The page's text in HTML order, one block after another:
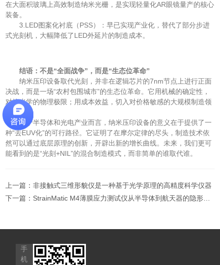
在大面积玻璃上高效制造纳米光栅，是实现轻量化AR眼镜量产的核心
装备。
3.LED图案化衬底（PSS）：早已实现产业化，替代了部分步进
式光刻机，大幅降低了LED外延片的制造成本。
结语：不是“全面战争”，而是“生态位革命”
纳米压印设备取代光刻，并非在逻辑芯片的7nm节点上进行正面
决战，而是一场“农村包围城市”的生态位革命。它用机械的确定性，
对抗光学的物理极限；用成本效益，切入对价格敏感的大规模制造领
域。
对于半导体和光电产业而言，纳米压印设备的意义在于提供了一
种“去EUV化”的可行路径。它证明了在摩尔定律的尽头，制造技术依
然可以通过底层原理的创新，开辟出新的增长曲线。未来，我们更可
能看到的是“光刻+NIL”的混合制造模式，而非简单的谁取代谁。
上一篇：非接触式三维形貌仪是一种基于光学原理的高精度科学仪器
下一篇： StrainMatic M4薄膜应力测试仪从半导体到航天器的隐形质检官
手
机